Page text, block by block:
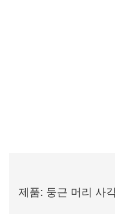
제품: 둥근 머리 사